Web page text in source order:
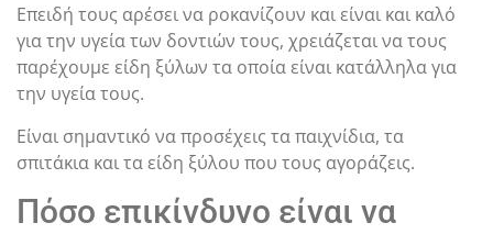
Επειδή τους αρέσει να ροκανίζουν και είναι και καλό
για την υγεία των δοντιών τους, χρειάζεται να τους
παρέχουμε είδη ξύλων τα οποία είναι κατάλληλα για
την υγεία τους.
Είναι σημαντικό να προσέχεις τα παιχνίδια, τα
σπιτάκια και τα είδη ξύλου που τους αγοράζεις.
Πόσο επικίνδυνο είναι να